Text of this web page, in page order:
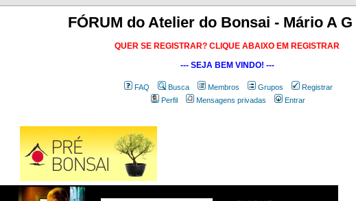
FÓRUM do Atelier do Bonsai - Mário A G
QUER SE REGISTRAR? CLIQUE ABAIXO EM REGISTRAR
--- SEJA BEM VINDO! ---
FAQ Busca Membros Grupos
Registrar
Perfil
Mensagens privadas Entrar